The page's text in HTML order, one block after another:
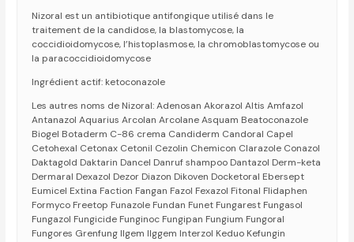
Nizoral est un antibiotique antifongique utilisé dans le
traitement de la candidose, la blastomycose, la
coccidioidomycose, l’histoplasmose, la chromoblastomycose ou
la paracoccidioidomycose
Ingrédient actif: ketoconazole
Les autres noms de Nizoral: Adenosan Akorazol Altis Amfazol
Antanazol Aquarius Arcolan Arcolane Asquam Beatoconazole
Biogel Botaderm C-86 crema Candiderm Candoral Capel
Cetohexal Cetonax Cetonil Cezolin Chemicon Clarazole Conazol
Daktagold Daktarin Dancel Danruf shampoo Dantazol Derm-keta
Dermaral Dexazol Dezor Diazon Dikoven Docketoral Ebersept
Eumicel Extina Faction Fangan Fazol Fexazol Fitonal Flidaphen
Formyco Freetop Funazole Fundan Funet Fungarest Fungasol
Fungazol Fungicide Funginoc Fungipan Fungium Fungoral
Fungores Grenfung Ilgem Ilggem Interzol Keduo Kefungin